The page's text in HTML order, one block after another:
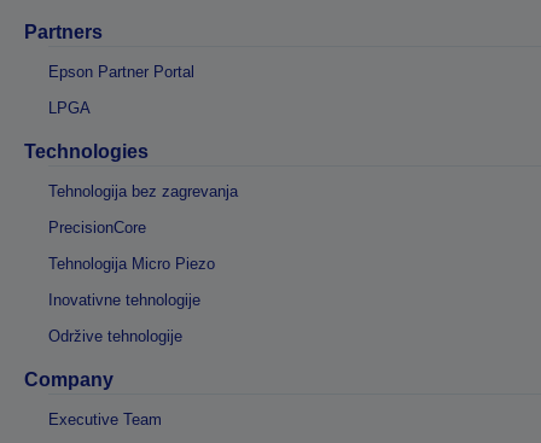
Partners
Epson Partner Portal
LPGA
Technologies
Tehnologija bez zagrevanja
PrecisionCore
Tehnologija Micro Piezo
Inovativne tehnologije
Održive tehnologije
Company
Executive Team